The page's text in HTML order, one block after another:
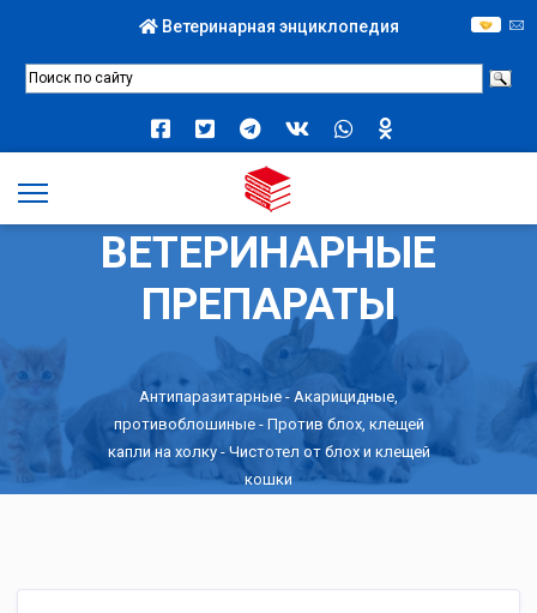
Ветеринарная энциклопедия
ВЕТЕРИНАРНЫЕ
ПРЕПАРАТЫ
Антипаразитарные - Акарицидные,
противоблошиные- Против блох, клещей
капли на холку- Чистотел от блох и клещей
кошки